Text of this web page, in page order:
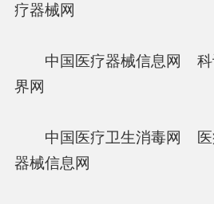
疗器械网
中国医疗器械信息网
界网
中国医疗卫生消毒网
器械信息网